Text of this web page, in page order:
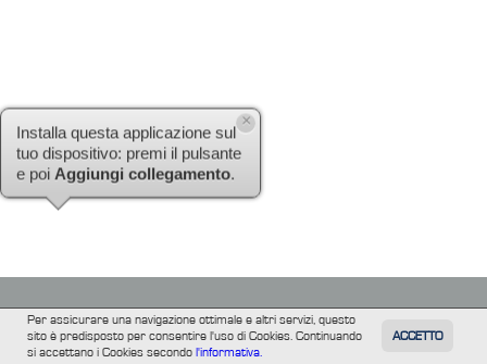
TUTTI FILM
Per assicurare una navigazione ottimale e altri servizi, questo
sito è predisposto per consentire l'uso di Cookies. Continuando
si accettano i Cookies secondol'informativa.
ACCETTO
Installa questa applicazione sul
tuo dispositivo: premi il pulsante